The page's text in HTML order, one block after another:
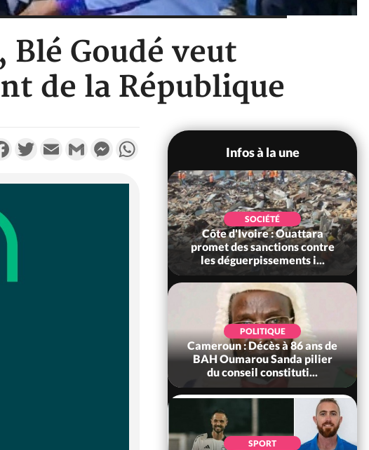
Goudé veut
de la République
FacebookTwitterEmail Gmail MessengerWhatsApp
Infos à la une
Côte d'Ivoire : Après le pari
réussi du 66e anniversaire,
SOCIÉTÉ
Côte d'Ivoire : Ouattara
promet des sanctions contre
les déguerpissements i...
POLITIQUE
Cameroun : Décès à 86 ans de
BAH Oumarou Sanda pilier
du conseil constituti...
SPORT